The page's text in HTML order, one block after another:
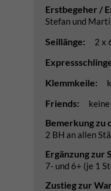
Erstbegeher /
Stefan und
Seillänge: 2 x
Klemmkeile:
Friends: keine
Bemerkung zu
2 BH an allen
Ergänzung zur
7- und 6+ (je 1
Zustieg zur